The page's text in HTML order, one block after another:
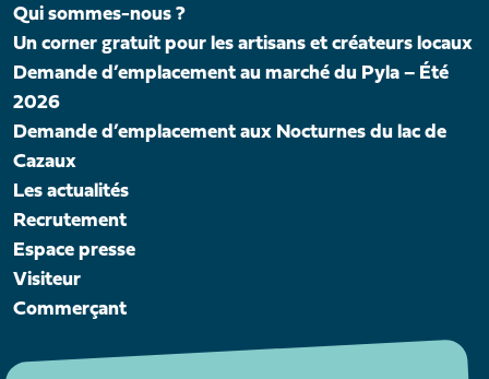
Qui sommes-nous ?
Un corner gratuit pour les artisans et créateurs locaux
Demande d’emplacement au marché du Pyla – Été
2026
Demande d’emplacement aux Nocturnes du lac de
Cazaux
Les actualités
Recrutement
Espace presse
Visiteur
Commerçant